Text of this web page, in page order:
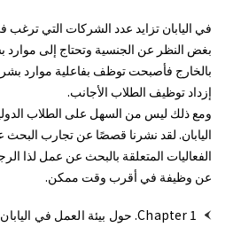
في اليابان تزايد عدد الشركات التي ترغب
بغض النظر عن الجنسية وتحتاج إلى موارد
بالخارج فأصبحت توظف بفاعلية موارد
إزداد توظيف الطلاب الأجانب.
ومع ذلك ليس من السهل على الطلاب
اليابان. لقد نشرنا قصصًا عن تجارب
الفعاليات المتعلقة بالبحث عن عمل لذا
عن وظيفة في أقرب وقت ممكن.
Chapter 1. حول بيئة العمل في اليابان